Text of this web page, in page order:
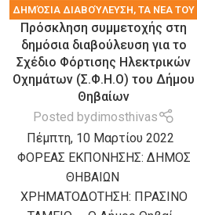
ΔΗΜΌΣΙΑ ΔΙΑΒΟΎΛΕΥΣΗ,ΤΑ ΝΈΑ ΤΟΥ
ΔΉΜΟΥ
Πρόσκληση συμμετοχής στη
δημόσια διαβούλευση για το
Σχέδιο Φόρτισης Ηλεκτρικών
Οχημάτων (Σ.Φ.Η.Ο) του Δήμου
Θηβαίων
Posted bydimosthivas
Πέμπτη, 10 Μαρτίου 2022
ΦΟΡΕΑΣ ΕΚΠΟΝΗΣΗΣ: ΔΗΜΟΣ
ΘΗΒΑΙΩΝ
ΧΡΗΜΑΤΟΔΟΤΗΣΗ: ΠΡΑΣΙΝΟ